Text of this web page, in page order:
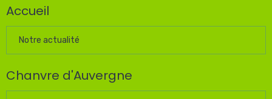
Accueil
Notre actualité
Chanvre d'Auvergne